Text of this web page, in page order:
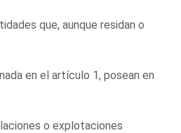
que, aunque residan o
en el artículo 1, posean en
o explotaciones